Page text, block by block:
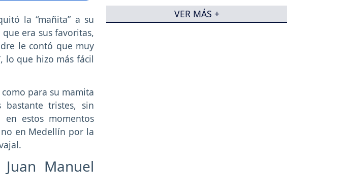
la “mañita” a su
era sus favoritas,
le contó que muy
lo que hizo más fácil
para su mamita
tristes, sin
estos momentos
en Medellín por la
Manuel
preocupación
VER MÁS +